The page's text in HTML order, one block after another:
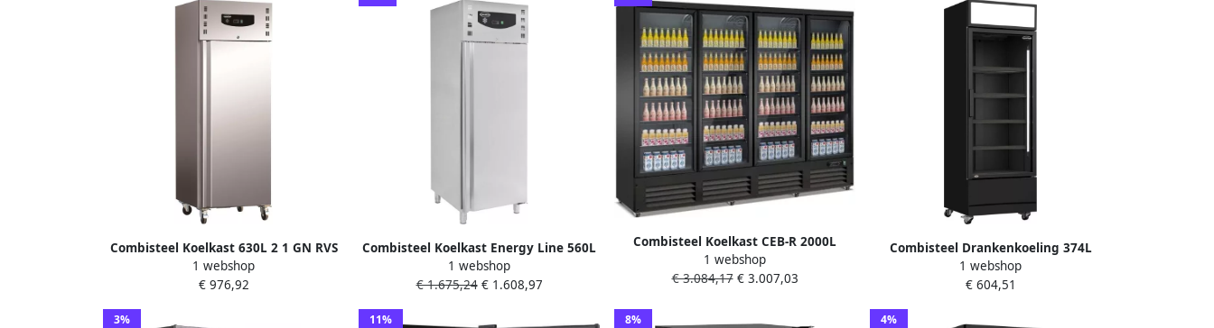
Combisteel Koelkast 630L 2 1 GN RVS
+2°C +8°C Statisch + Ventilator Wielen
680x810x2010mm Horeca Koelkast
1 webshop
€ 976,92
Combisteel Koelkast Energy Line 560L
2 1 GN RVS -2°C +8°C Geforceerd
740x875x2090mm Horeca Koelkast
1 webshop
€ 1.675,24€ 1.608,97
Combisteel Koelkast CEB-R 2000L
Zwart 0°C +10°C Geforceerd 4
Draaideuren Wielen
1 webshop
€ 3.084,17€ 3.007,03
Combisteel Drankenkoeling 374L
Zwart +1°C +10°C Geforceerd Wielen
610x610x1973mm Horeca Koelkast
1 webshop
€ 604,51
3% 11% 8% 4%